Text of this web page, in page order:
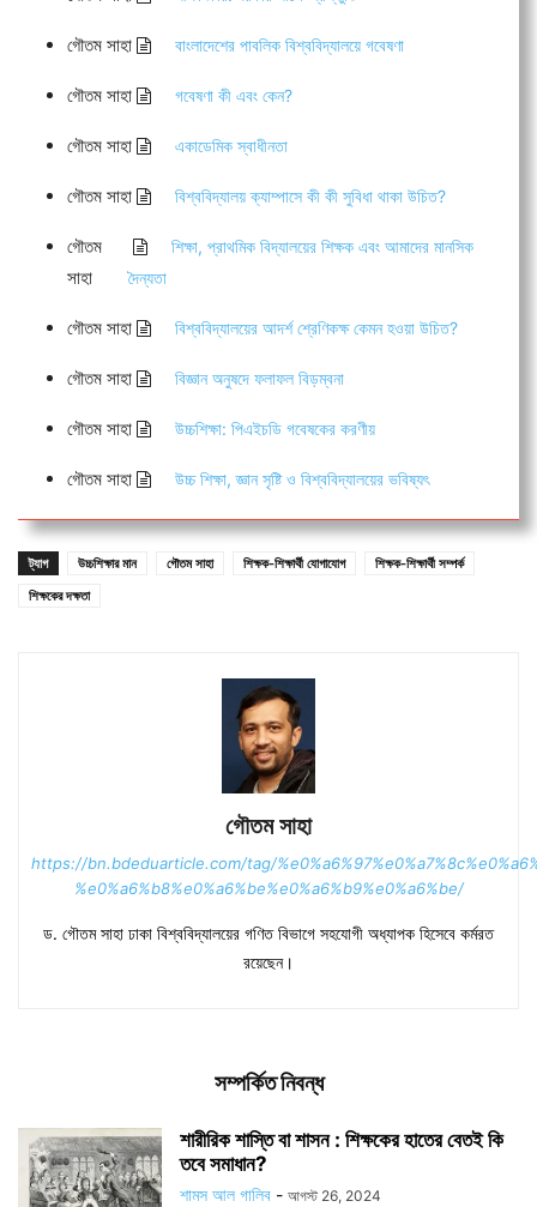
গৌতম সাহা বাংলাদেশের পাবলিক বিশ্ববিদ্যালয়ে গবেষণা
গৌতম সাহা গবেষণা কী এবং কেন?
গৌতম সাহা একাডেমিক স্বাধীনতা
গৌতম সাহা বিশ্ববিদ্যালয় ক্যাম্পাসে কী কী সুবিধা থাকা উচিত?
গৌতম
সাহা
শিক্ষা, প্রাথমিক বিদ্যালয়ের শিক্ষক এবং আমাদের মানসিক
দৈন্যতা
গৌতম সাহা বিশ্ববিদ্যালয়ের আদর্শ শ্রেণিকক্ষ কেমন হওয়া উচিত?
গৌতম সাহা বিজ্ঞান অনুষদে ফলাফল বিড়ম্বনা
গৌতম সাহা উচ্চশিক্ষা: পিএইচডি গবেষকের করণীয়
গৌতম সাহা উচ্চ শিক্ষা, জ্ঞান সৃষ্টি ও বিশ্ববিদ্যালয়ের ভবিষ্যৎ
ট্যাগ উচ্চশিক্ষার মান গৌতম সাহা শিক্ষক-শিক্ষার্থী যোগাযোগ
শিক্ষক-শিক্ষার্থী সম্পর্ক
শিক্ষকের দক্ষতা
গৌতম সাহা
https://bn.bdeduarticle.com/tag/
%e0%a6%b8%e0%a6%be%e0%a6%b9%e0%a6%be/
ড. গৌতম সাহা ঢাকা বিশ্ববিদ্যালয়ের গণিত বিভাগে সহযোগী অধ্যাপক হিসেবে কর্মরত
রয়েছেন।
সম্পর্কিত নিবন্ধ
শারীরিক শাস্তি বা শাসন : শিক্ষকের হাতের বেতই কি
তবে সমাধান?
শামস আল গালিব - আগস্ট 26, 2024